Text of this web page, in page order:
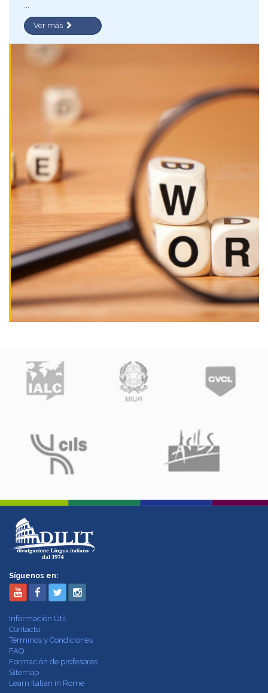
...
Ver más
Síguenos en:
Información Útil
Contacto
Términos y Condiciones
FAQ
Formación de profesores
Sitemap
Learn Italian in Rome